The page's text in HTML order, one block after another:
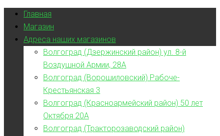
Главная
Магазин
Адреса наших магазинов
Волгоград (Дзержинский район) ул. 8-й
Воздушной Армии, 28А
Волгоград (Ворошиловский) Рабоче-
Крестьянская 3
Волгоград (Красноармейский район) 50 лет
Октября 20А
Волгоград (Тракторозаводский район)